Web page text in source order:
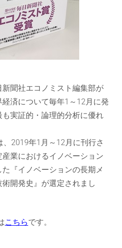
聞社エコノミスト編集部が
済について毎年1～12月に発
実証的・論理的分析に優れ
2019年1月～12月に刊行さ
業におけるイノベーション
『イノベーションの長期メ
開発史』が選定されまし
こちらです。